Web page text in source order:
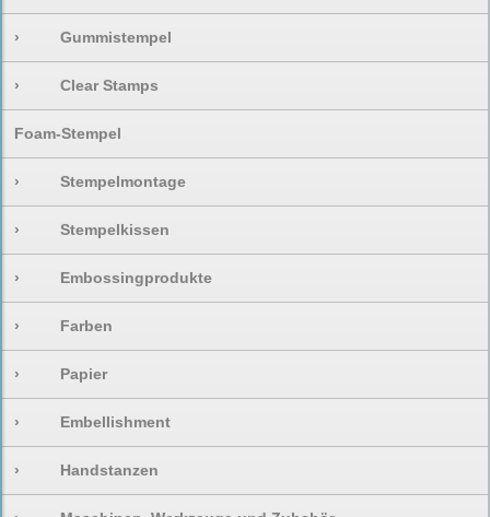
› Gummistempel
› Clear Stamps
Foam-Stempel
› Stempelmontage
› Stempelkissen
› Embossingprodukte
› Farben
› Papier
› Embellishment
› Handstanzen